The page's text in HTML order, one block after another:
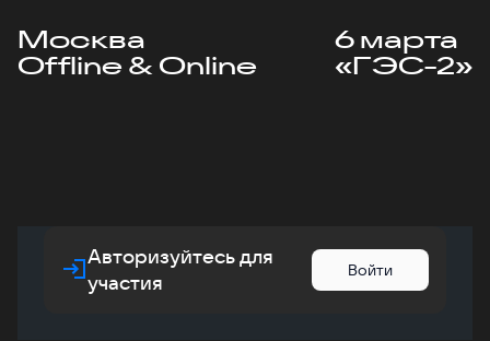
Москва
Offline & Online
6 марта
«ГЭС-2»
Авторизуйтесь для
участия
Войти